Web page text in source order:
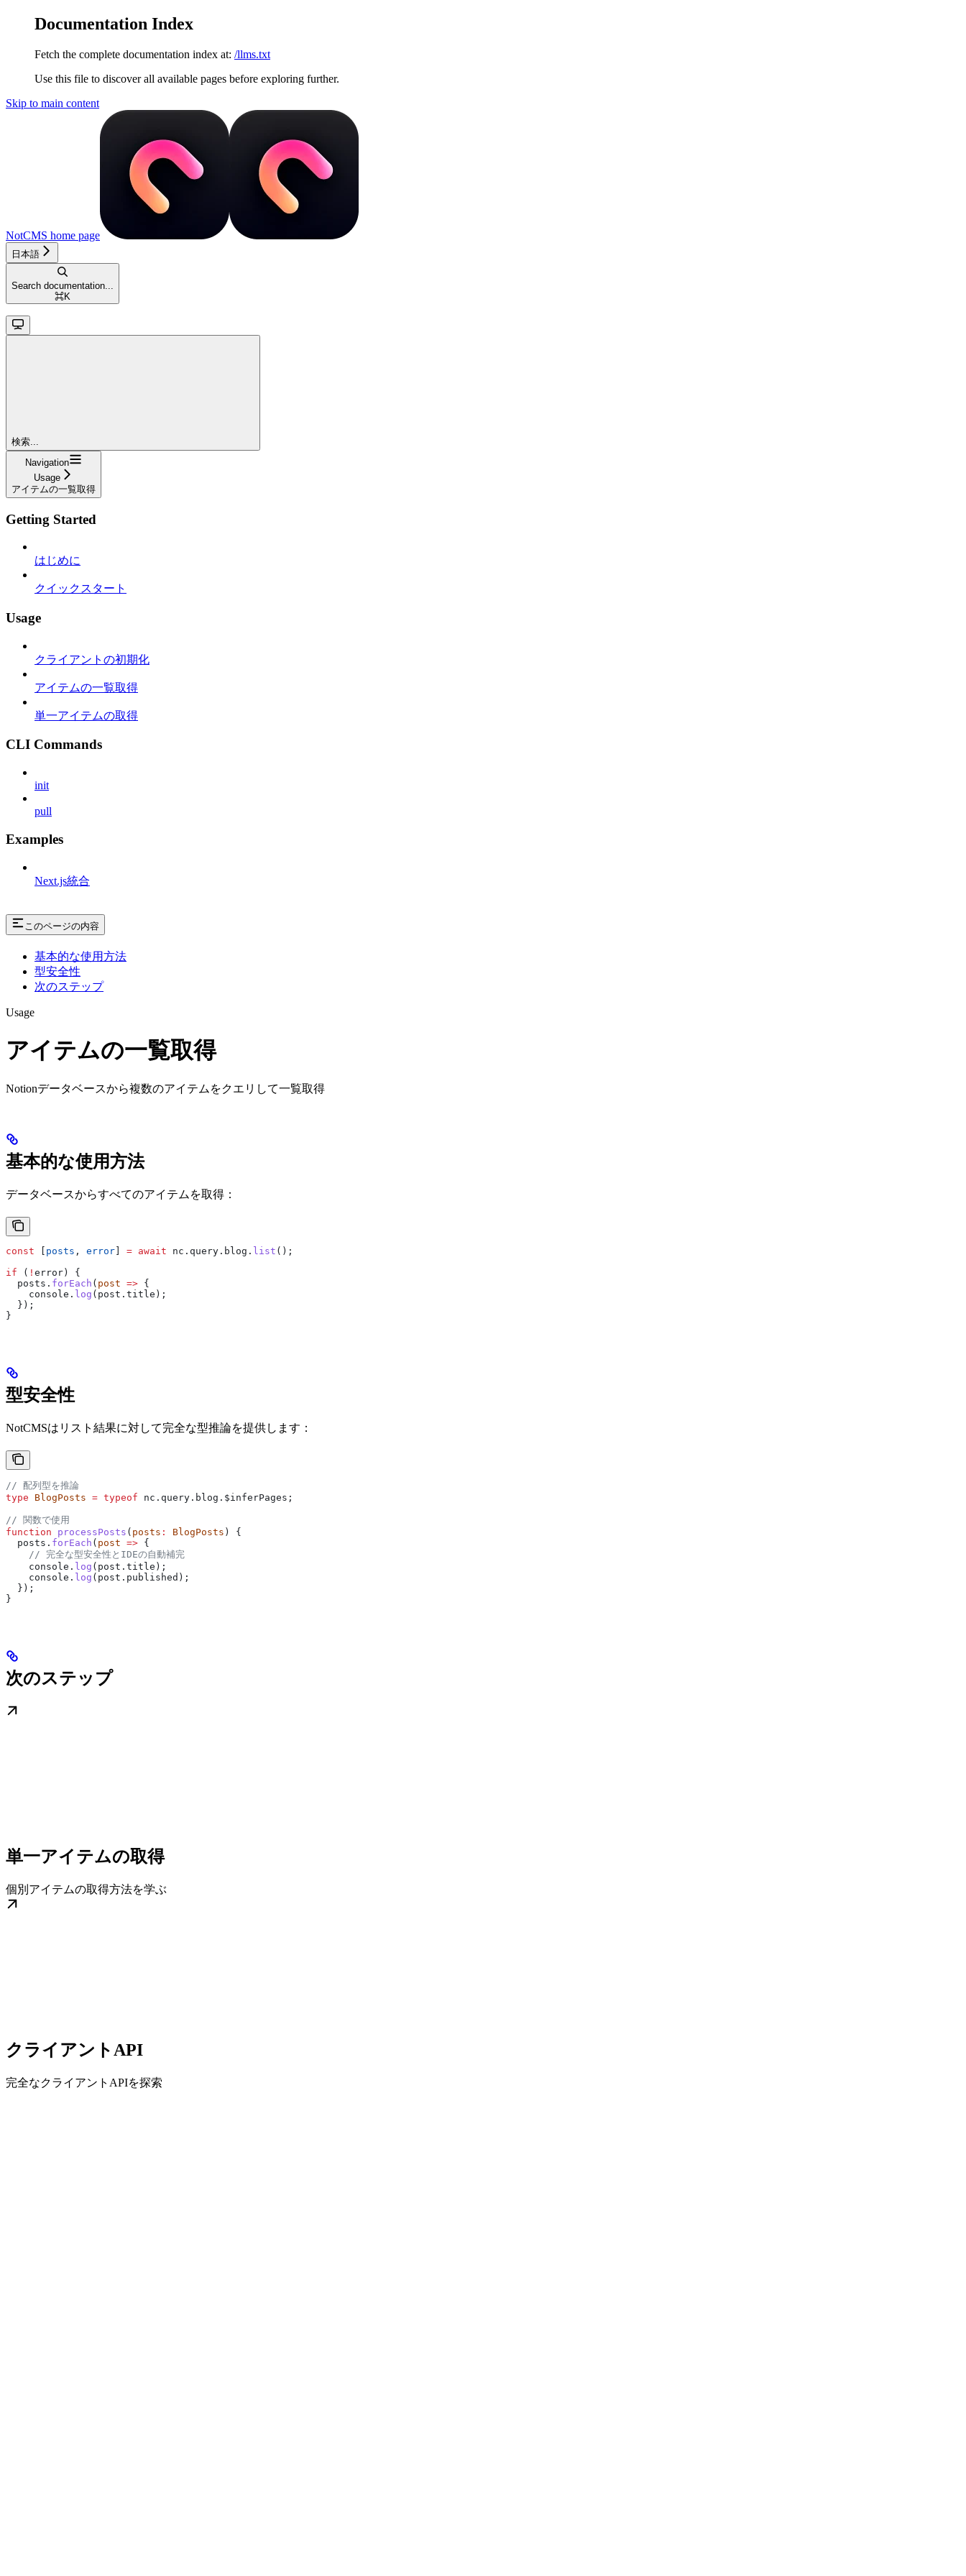
Documentation Index
Fetch the complete documentation index at: /llms.txt
Use this file to discover all available pages before exploring further.
Skip to main content
NotCMS home page
日本語
Search documentation...
⌘K
検索...
Navigation
Usage
アイテムの一覧取得
Getting Started
はじめに
クイックスタート
Usage
クライアントの初期化
アイテムの一覧取得
単一アイテムの取得
CLI Commands
init
pull
Examples
Next.js統合
このページの内容
基本的な使用方法
型安全性
次のステップ
Usage
アイテムの一覧取得
Notionデータベースから複数のアイテムをクエリして一覧取得
基本的な使用方法
データベースからすべてのアイテムを取得：
const posts , error = await nc . query . blog . list ();
if ( ! error ) {
  posts
. forEach ( post => {
    console
. log ( post . title );
  });
}
型安全性
NotCMSはリスト結果に対して完全な型推論を提供します：
// 配列型を推論
type BlogPosts = typeof nc . query . blog . $inferPages ;
// 関数で使用
function processPosts ( posts : BlogPosts ) {
  posts
. forEach ( post => {
    // 完全な型安全性とIDEの自動補完
    console
. log ( post . title );
    console
. log ( post . published );
  });
}
次のステップ
単一アイテムの取得
個別アイテムの取得方法を学ぶ
クライアントAPI
完全なクライアントAPIを探索